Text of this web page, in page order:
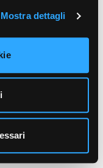
Mostra dettagli